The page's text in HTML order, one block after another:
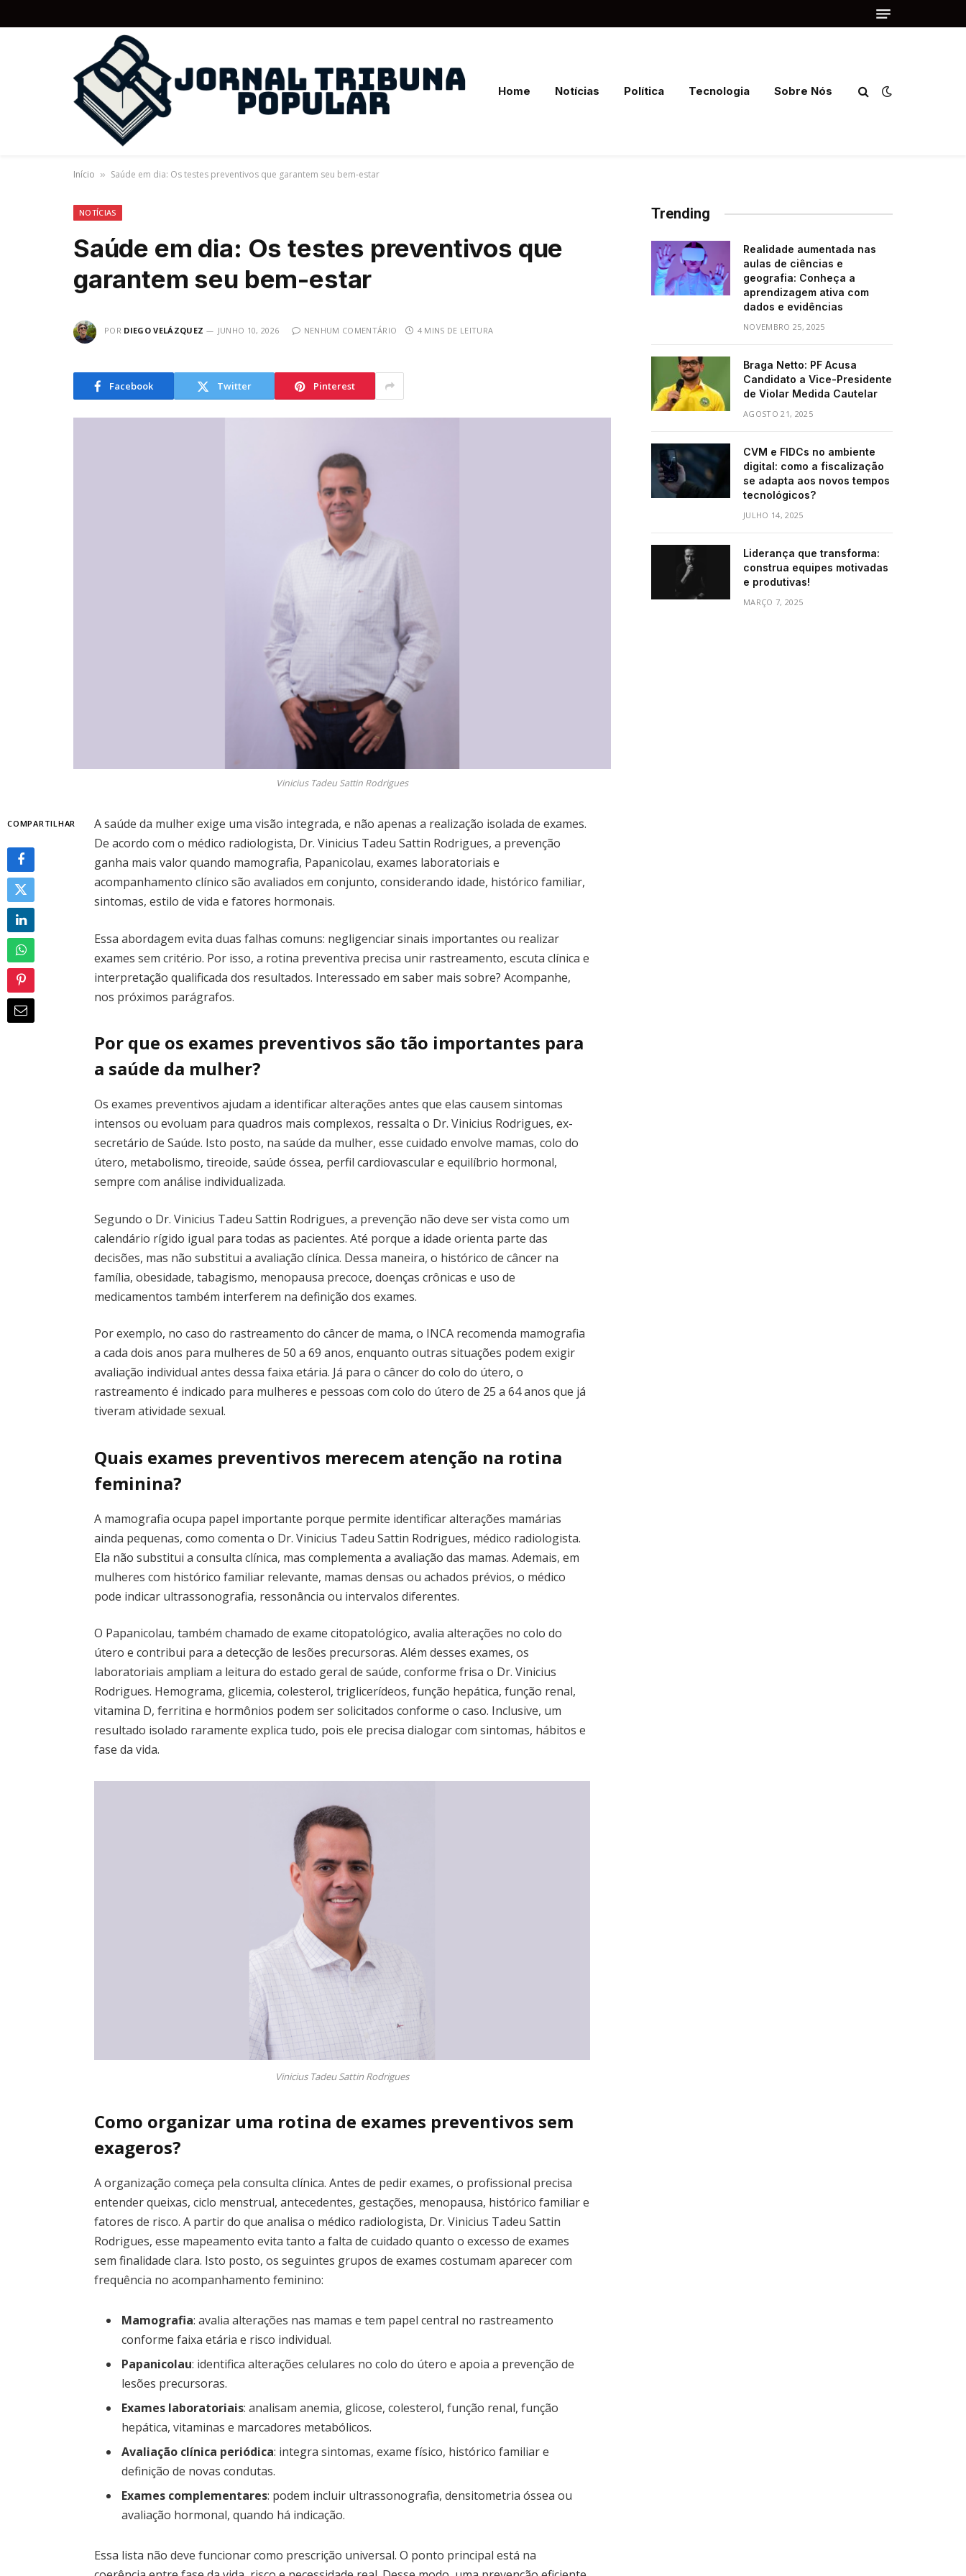
Home Notícias Política Tecnologia Sobre Nós
Início » Saúde em dia: Os testes preventivos que garantem seu bem-estar
NOTÍCIAS
Saúde em dia: Os testes preventivos que
garantem seu bem-estar
POR DIEGO VELÁZQUEZ JUNHO 10, 2026 NENHUM COMENTÁRIO 4 MINS DE LEITURA
Facebook Twitter Pinterest
Vinicius Tadeu Sattin Rodrigues
COMPARTILHAR
A saúde da mulher exige uma visão integrada, e não apenas a realização isolada de exames.
De acordo com o médico radiologista, Dr. Vinicius Tadeu Sattin Rodrigues, a prevenção
ganha mais valor quando mamografia, Papanicolau, exames laboratoriais e
acompanhamento clínico são avaliados em conjunto, considerando idade, histórico familiar,
sintomas, estilo de vida e fatores hormonais.
Essa abordagem evita duas falhas comuns: negligenciar sinais importantes ou realizar
exames sem critério. Por isso, a rotina preventiva precisa unir rastreamento, escuta clínica e
interpretação qualificada dos resultados. Interessado em saber mais sobre? Acompanhe,
nos próximos parágrafos.
Por que os exames preventivos são tão importantes para
a saúde da mulher?
Os exames preventivos ajudam a identificar alterações antes que elas causem sintomas
intensos ou evoluam para quadros mais complexos, ressalta o Dr. Vinicius Rodrigues, ex-
secretário de Saúde. Isto posto, na saúde da mulher, esse cuidado envolve mamas, colo do
útero, metabolismo, tireoide, saúde óssea, perfil cardiovascular e equilíbrio hormonal,
sempre com análise individualizada.
Segundo o Dr. Vinicius Tadeu Sattin Rodrigues, a prevenção não deve ser vista como um
calendário rígido igual para todas as pacientes. Até porque a idade orienta parte das
decisões, mas não substitui a avaliação clínica. Dessa maneira, o histórico de câncer na
família, obesidade, tabagismo, menopausa precoce, doenças crônicas e uso de
medicamentos também interferem na definição dos exames.
Por exemplo, no caso do rastreamento do câncer de mama, o INCA recomenda mamografia
a cada dois anos para mulheres de 50 a 69 anos, enquanto outras situações podem exigir
avaliação individual antes dessa faixa etária. Já para o câncer do colo do útero, o
rastreamento é indicado para mulheres e pessoas com colo do útero de 25 a 64 anos que já
tiveram atividade sexual.
Quais exames preventivos merecem atenção na rotina
feminina?
A mamografia ocupa papel importante porque permite identificar alterações mamárias
ainda pequenas, como comenta o Dr. Vinicius Tadeu Sattin Rodrigues, médico radiologista.
Ela não substitui a consulta clínica, mas complementa a avaliação das mamas. Ademais, em
mulheres com histórico familiar relevante, mamas densas ou achados prévios, o médico
pode indicar ultrassonografia, ressonância ou intervalos diferentes.
O Papanicolau, também chamado de exame citopatológico, avalia alterações no colo do
útero e contribui para a detecção de lesões precursoras. Além desses exames, os
laboratoriais ampliam a leitura do estado geral de saúde, conforme frisa o Dr. Vinicius
Rodrigues. Hemograma, glicemia, colesterol, triglicerídeos, função hepática, função renal,
vitamina D, ferritina e hormônios podem ser solicitados conforme o caso. Inclusive, um
resultado isolado raramente explica tudo, pois ele precisa dialogar com sintomas, hábitos e
fase da vida.
Vinicius Tadeu Sattin Rodrigues
Como organizar uma rotina de exames preventivos sem
exageros?
A organização começa pela consulta clínica. Antes de pedir exames, o profissional precisa
entender queixas, ciclo menstrual, antecedentes, gestações, menopausa, histórico familiar e
fatores de risco. A partir do que analisa o médico radiologista, Dr. Vinicius Tadeu Sattin
Rodrigues, esse mapeamento evita tanto a falta de cuidado quanto o excesso de exames
sem finalidade clara. Isto posto, os seguintes grupos de exames costumam aparecer com
frequência no acompanhamento feminino:
Mamografia: avalia alterações nas mamas e tem papel central no rastreamento
conforme faixa etária e risco individual.
Papanicolau: identifica alterações celulares no colo do útero e apoia a prevenção de
lesões precursoras.
Exames laboratoriais: analisam anemia, glicose, colesterol, função renal, função
hepática, vitaminas e marcadores metabólicos.
Avaliação clínica periódica: integra sintomas, exame físico, histórico familiar e
definição de novas condutas.
Exames complementares: podem incluir ultrassonografia, densitometria óssea ou
avaliação hormonal, quando há indicação.
Essa lista não deve funcionar como prescrição universal. O ponto principal está na
Trending
Realidade aumentada nas
aulas de ciências e
geografia: Conheça a
aprendizagem ativa com
dados e evidências
NOVEMBRO 25, 2025
Braga Netto: PF Acusa
Candidato a Vice-Presidente
de Violar Medida Cautelar
AGOSTO 21, 2025
CVM e FIDCs no ambiente
digital: como a fiscalização
se adapta aos novos tempos
tecnológicos?
JULHO 14, 2025
Liderança que transforma:
construa equipes motivadas
e produtivas!
MARÇO 7, 2025